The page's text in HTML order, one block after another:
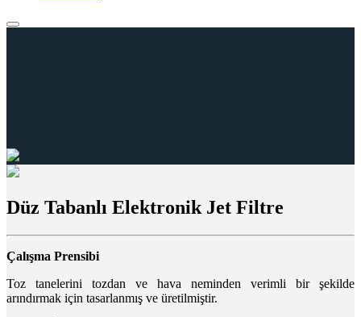
Düz Tabanlı Elektronik Jet Filtre
Çalışma Prensibi
Toz tanelerini tozdan ve hava neminden verimli bir şekilde
arındırmak için tasarlanmış ve üretilmiştir.